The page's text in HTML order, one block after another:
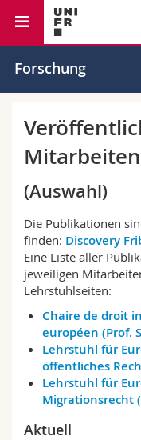
Universität
Campus
Forschung
Universität
Weiterbildung
Theologische Fak.
Wirtschafts- und
Philosophische
Fak. für
Math.-Nat. und
Interfakultär
Informationen für
Studieninteressierte
Studierende
Medien
Forschende
Mitarbeitende
Ressourcen
Ortsplan
Bibliotheken
Webmail
Forschung
(Auswahl)
Die Publikationen
finden: Discovery
Eine Liste aller
jeweiligen
Lehrstuhlseiten:
Chaire de droit
européen (Prof.
Lehrstuhl für
öffentliches
Lehrstuhl für
Migrationsrecht
Aktuell